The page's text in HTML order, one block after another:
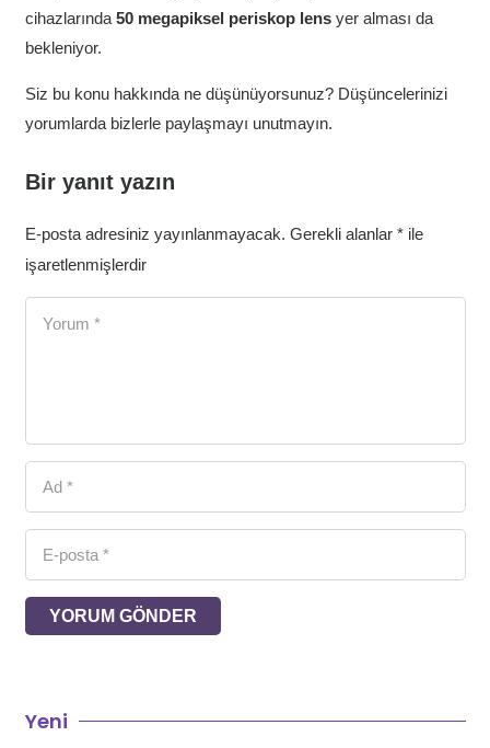
cihazlarında 50 megapiksel periskop lensyer alması da
bekleniyor.
Siz bu konu hakkında ne düşünüyorsunuz? Düşüncelerinizi
yorumlarda bizlerle paylaşmayı unutmayın.
Bir yanıt yazın
E-posta adresiniz yayınlanmayacak. Gerekli alanlar *ile
işaretlenmişlerdir
YORUM GÖNDER
Yeni